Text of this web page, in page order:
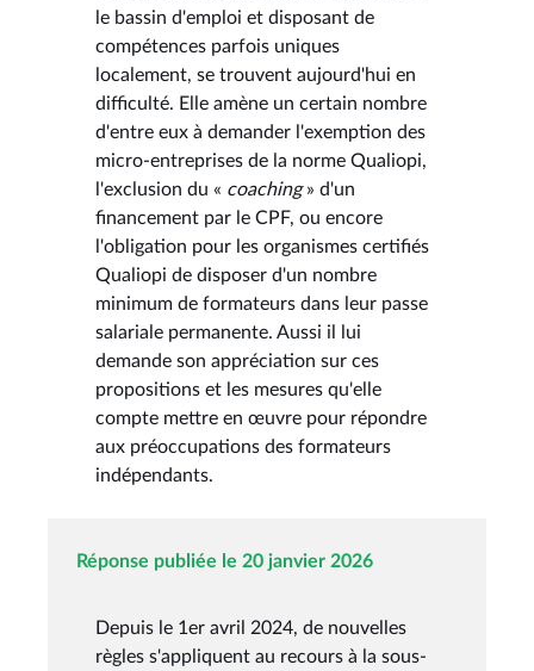
le bassin d'emploi et disposant de
compétences parfois uniques
localement, se trouvent aujourd'hui en
difficulté. Elle amène un certain nombre
d'entre eux à demander l'exemption des
micro-entreprises de la norme Qualiopi,
l'exclusion du « coaching» d'un
financement par le CPF, ou encore
l'obligation pour les organismes certifiés
Qualiopi de disposer d'un nombre
minimum de formateurs dans leur passe
salariale permanente. Aussi il lui
demande son appréciation sur ces
propositions et les mesures qu'elle
compte mettre en œuvre pour répondre
aux préoccupations des formateurs
indépendants.
Réponse publiée le 20 janvier 2026
Depuis le 1er avril 2024, de nouvelles
règles s'appliquent au recours à la sous-